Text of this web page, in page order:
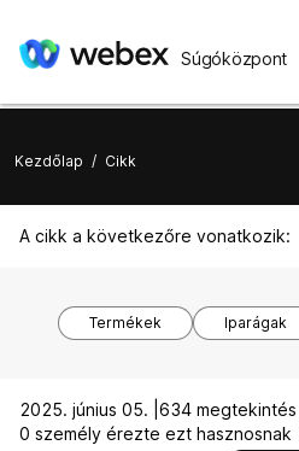
Súgóközpont
Kezdőlap / Cikk
A cikk a következőre vonatkozik:
Termékek Iparágak
2025. június 05. | 634 megtekintés |
0 személy érezte ezt hasznosnak